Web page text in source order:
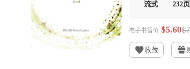
流式 232页
电子书售价 $5.60
收藏